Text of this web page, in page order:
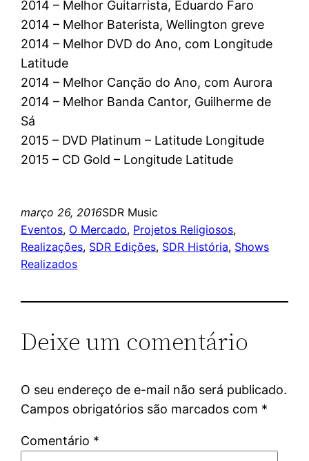
2014 – Melhor Guitarrista, Eduardo Faro
2014 – Melhor Baterista, Wellington greve
2014 – Melhor DVD do Ano, com Longitude
Latitude
2014 – Melhor Canção do Ano, com Aurora
2014 – Melhor Banda Cantor, Guilherme de
Sá
2015 – DVD Platinum – Latitude Longitude
2015 – CD Gold – Longitude Latitude
março 26, 2016SDR Music
Eventos, O Mercado, Projetos Religiosos
Realizações, SDR Edições, SDR História, Shows
Realizados
Deixe um comentário
O seu endereço de e-mail não será publicado.
Campos obrigatórios são marcados com *
Comentário *